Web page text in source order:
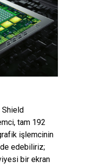
Shield
tam 192
işlemcinin
edebiliriz;
bir ekran